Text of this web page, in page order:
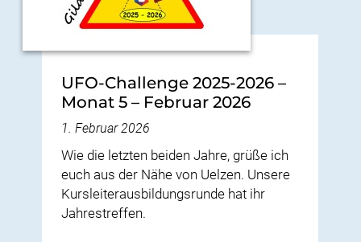
UFO-Challenge 2025-2026 –
Monat 5 – Februar 2026
1. Februar 2026
Wie die letzten beiden Jahre, grüße ich
euch aus der Nähe von Uelzen. Unsere
Kursleiterausbildungsrunde hat ihr
Jahrestreffen.